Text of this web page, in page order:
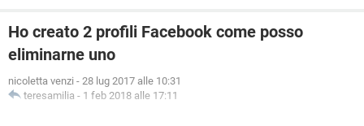
Ho creato 2 profili Facebook come posso
eliminarne uno
nicoletta venzi - 28 lug 2017 alle 10:31
teresamilia - 1 feb 2018 alle 17:11